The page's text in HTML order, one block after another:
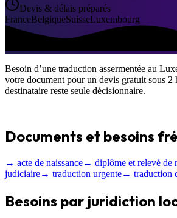
Devis & délais préparés
FranceBelgiqueSuisseLuxembourg
Besoin d’une traduction assermentée au
votre document pour un devis gratuit sous 2
destinataire reste seule décisionnaire.
Documents et besoins
→ acte de naissance→ diplôme et relevé de
judiciaire→ traduction urgente→ traduction
Besoins par juridiction